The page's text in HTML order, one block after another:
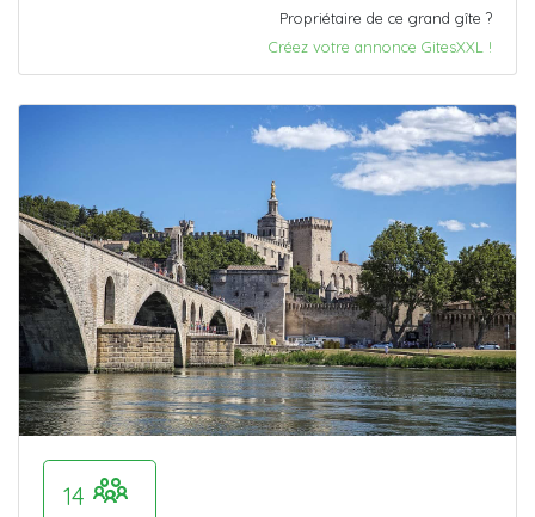
Propriétaire de ce grand gîte ?
Créez votre annonce GitesXXL !
14